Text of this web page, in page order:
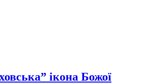
ікона Божої